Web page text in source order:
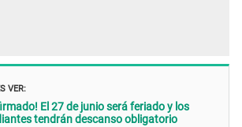
VER:
El 27 de junio será feriado y los
tendrán descanso obligatorio